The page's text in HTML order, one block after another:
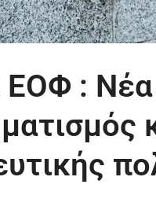
ΕΟΦ :